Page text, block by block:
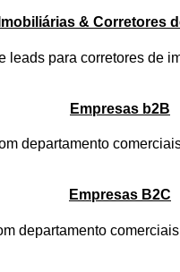
Imobiliárias & Corretores
leads para corretores de
Empresas b2B
departamento
Empresas B2C
departamento